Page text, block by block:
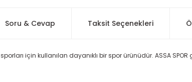
Soru & Cevap Taksit Seçenekleri
için kullanılan dayanıklı bir spor ürünüdür. ASSA